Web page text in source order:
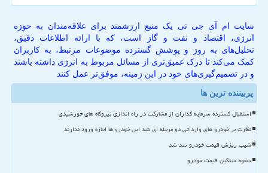
سایت ام آی جی تی یک منبع ارزشمند برای علاقه‌مندان به حوزه
انرژی، اقتصاد و نفت و گاز است، که با ارائه اطلاعات دقیق،
تحلیل‌های به روز و پوشش گسترده موضوعات مرتبط، به کاربران
کمک می‌کند تا درک عمیق‌تری از مسائل مربوط به انرژی داشته باشند
و در تصمیم‌گیری‌های خود در این زمینه، موفق‌تر عمل کنند
پربیننده ترین ها
استقبال گسترده سرمایه گذاران از مشارکت در راه اندازی نیروگاه های خورشیدی
نظارت بر خودرو های وارداتی دو مرحله ای شد این خودرو ها اجازه ورود ندارند
شیب ریزش قیمت خودرو تند شد
سقوط سنگین قیمت خودرو